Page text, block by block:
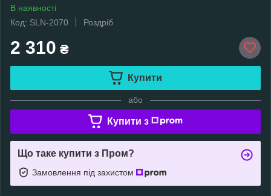
В наявності
Код: SLN-2070
Роздріб
2 310 ₴
Купити
або
Купити з
Що таке купити з Пром?
Замовлення під захистом